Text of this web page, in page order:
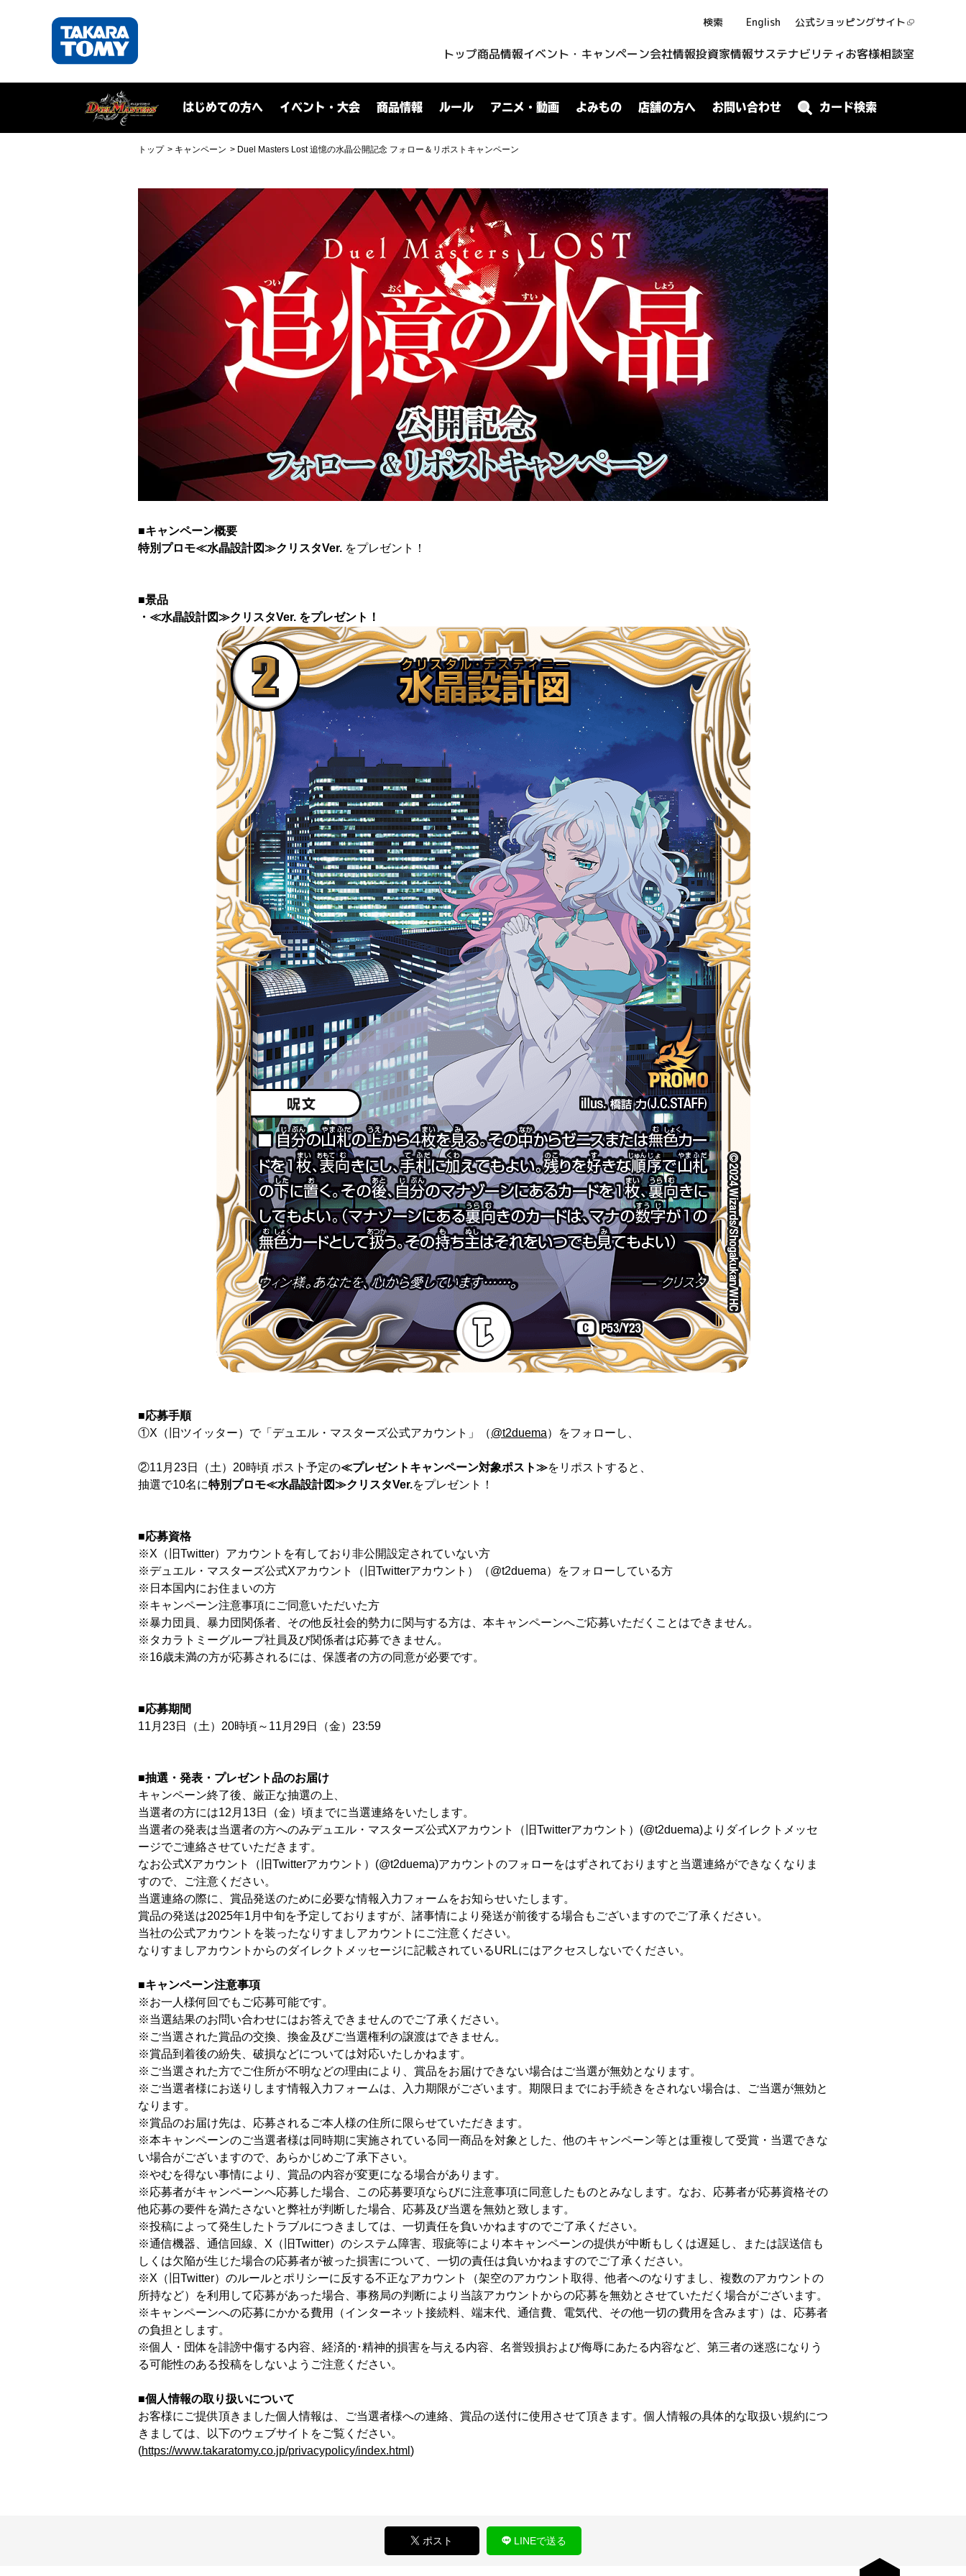
検索 English 公式ショッピングサイト
トップ商品情報イベント・キャンペーン会社情報投資家情報サステナビリティお客様相談室
はじめての方へ イベント・大会 商品情報 ルール アニメ・動画 よみもの 店舗の方へ お問い合わせ カード検索
トップ キャンペーン Duel Masters Lost 追憶の水晶公開記念 フォロー＆リポストキャンペーン
■キャンペーン概要
特別プロモ≪水晶設計図≫クリスタVer. をプレゼント！
■景品
・≪水晶設計図≫クリスタVer. をプレゼント！
■応募手順
①X（旧ツイッター）で「デュエル・マスターズ公式アカウント」（@t2duema）をフォローし、
②11月23日（土）20時頃 ポスト予定の≪プレゼントキャンペーン対象ポスト≫をリポストすると、
抽選で10名に特別プロモ≪水晶設計図≫クリスタVer.をプレゼント！
■応募資格
※X（旧Twitter）アカウントを有しており非公開設定されていない方
※デュエル・マスターズ公式Xアカウント（旧Twitterアカウント）（@t2duema）をフォローしている方
※日本国内にお住まいの方
※キャンペーン注意事項にご同意いただいた方
※暴力団員、暴力団関係者、その他反社会的勢力に関与する方は、本キャンペーンへご応募いただくことはできません。
※タカラトミーグループ社員及び関係者は応募できません。
※16歳未満の方が応募されるには、保護者の方の同意が必要です。
■応募期間
11月23日（土）20時頃～11月29日（金）23:59
■抽選・発表・プレゼント品のお届け
キャンペーン終了後、厳正な抽選の上、
当選者の方には12月13日（金）頃までに当選連絡をいたします。
当選者の発表は当選者の方へのみデュエル・マスターズ公式Xアカウント（旧Twitterアカウント）(@t2duema)よりダイレクトメッセ
ージでご連絡させていただきます。
なお公式Xアカウント（旧Twitterアカウント）(@t2duema)アカウントのフォローをはずされておりますと当選連絡ができなくなりま
すので、ご注意ください。
当選連絡の際に、賞品発送のために必要な情報入力フォームをお知らせいたします。
賞品の発送は2025年1月中旬を予定しておりますが、諸事情により発送が前後する場合もございますのでご了承ください。
当社の公式アカウントを装ったなりすましアカウントにご注意ください。
なりすましアカウントからのダイレクトメッセージに記載されているURLにはアクセスしないでください。
■キャンペーン注意事項
※お一人様何回でもご応募可能です。
※当選結果のお問い合わせにはお答えできませんのでご了承ください。
※ご当選された賞品の交換、換金及びご当選権利の譲渡はできません。
※賞品到着後の紛失、破損などについては対応いたしかねます。
※ご当選された方でご住所が不明などの理由により、賞品をお届けできない場合はご当選が無効となります。
※ご当選者様にお送りします情報入力フォームは、入力期限がございます。期限日までにお手続きをされない場合は、ご当選が無効と
なります。
※賞品のお届け先は、応募されるご本人様の住所に限らせていただきます。
※本キャンペーンのご当選者様は同時期に実施されている同一商品を対象とした、他のキャンペーン等とは重複して受賞・当選できな
い場合がございますので、あらかじめご了承下さい。
※やむを得ない事情により、賞品の内容が変更になる場合があります。
※応募者がキャンペーンへ応募した場合、この応募要項ならびに注意事項に同意したものとみなします。なお、応募者が応募資格その
他応募の要件を満たさないと弊社が判断した場合、応募及び当選を無効と致します。
※投稿によって発生したトラブルにつきましては、一切責任を負いかねますのでご了承ください。
※通信機器、通信回線、X（旧Twitter）のシステム障害、瑕疵等により本キャンペーンの提供が中断もしくは遅延し、または誤送信も
しくは欠陥が生じた場合の応募者が被った損害について、一切の責任は負いかねますのでご了承ください。
※X（旧Twitter）のルールとポリシーに反する不正なアカウント（架空のアカウント取得、他者へのなりすまし、複数のアカウントの
所持など）を利用して応募があった場合、事務局の判断により当該アカウントからの応募を無効とさせていただく場合がございます。
※キャンペーンへの応募にかかる費用（インターネット接続料、端末代、通信費、電気代、その他一切の費用を含みます）は、応募者
の負担とします。
※個人・団体を誹謗中傷する内容、経済的･精神的損害を与える内容、名誉毀損および侮辱にあたる内容など、第三者の迷惑になりう
る可能性のある投稿をしないようご注意ください。
■個人情報の取り扱いについて
お客様にご提供頂きました個人情報は、ご当選者様への連絡、賞品の送付に使用させて頂きます。個人情報の具体的な取扱い規約につ
きましては、以下のウェブサイトをご覧ください。
(https://www.takaratomy.co.jp/privacypolicy/index.html )
ポスト LINEで送る